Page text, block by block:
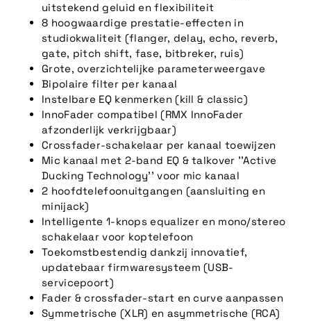
uitstekend geluid en flexibiliteit
8 hoogwaardige prestatie-effecten in
studiokwaliteit (flanger, delay, echo, reverb,
gate, pitch shift, fase, bitbreker, ruis)
Grote, overzichtelijke parameterweergave
Bipolaire filter per kanaal
Instelbare EQ kenmerken (kill & classic)
InnoFader compatibel (RMX InnoFader
afzonderlijk verkrijgbaar)
Crossfader-schakelaar per kanaal toewijzen
Mic kanaal met 2-band EQ & talkover ''Active
Ducking Technology'' voor mic kanaal
2 hoofdtelefoonuitgangen (aansluiting en
minijack)
Intelligente 1-knops equalizer en mono/stereo
schakelaar voor koptelefoon
Toekomstbestendig dankzij innovatief,
updatebaar firmwaresysteem (USB-
servicepoort)
Fader & crossfader-start en curve aanpassen
Symmetrische (XLR) en asymmetrische (RCA)